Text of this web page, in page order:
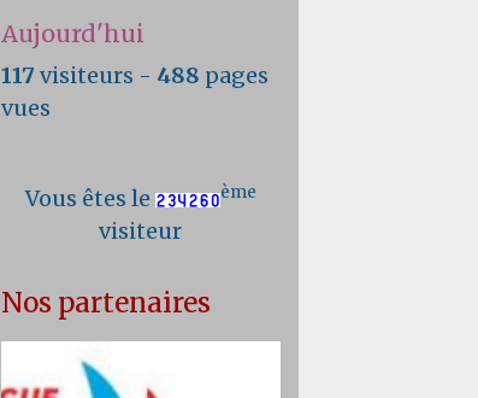
Aujourd'hui
117 visiteurs - 488 pages
vues
Vous êtes le ème
visiteur
Nos partenaires